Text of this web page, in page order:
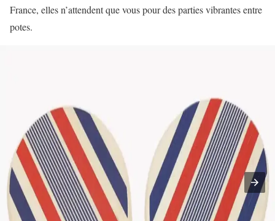
France, elles n’attendent que vous pour des parties vibrantes entre
potes.